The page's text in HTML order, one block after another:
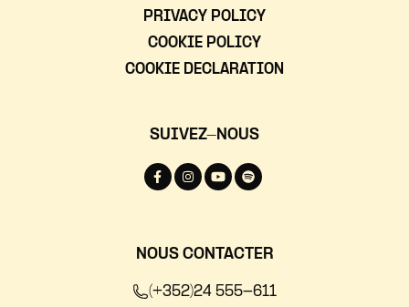
PRIVACY POLICY
COOKIE POLICY
COOKIE DECLARATION
SUIVEZ-NOUS
NOUS CONTACTER
(+352)24 555-611